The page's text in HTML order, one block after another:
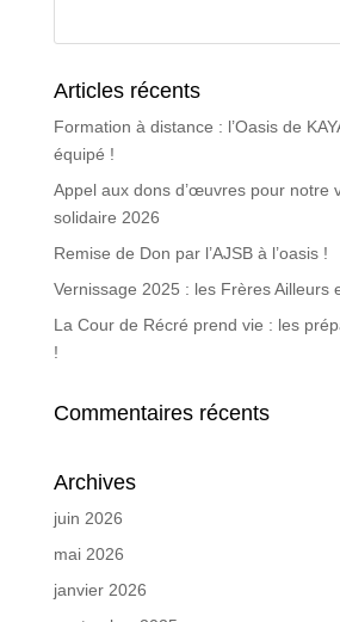
Articles récents
Formation à distance : l’Oasis de
équipé !
Appel aux dons d’œuvres pour notre
solidaire 2026
Remise de Don par l’AJSB à l’oasis !
Vernissage 2025 : les Frères Ailleurs
La Cour de Récré prend vie : les
!
Commentaires récents
Archives
juin 2026
mai 2026
janvier 2026